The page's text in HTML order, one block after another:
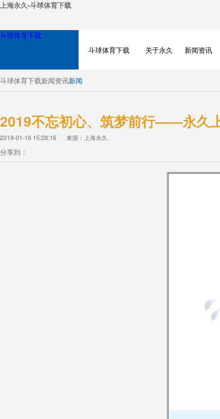
上海永久-斗球体育下载
斗球体育下载
斗球体育下载
关于永久 新闻资讯
斗球体育下载新闻资讯新闻
2019不忘初心、筑梦前行——永久
2019-01-16 15:28:16 来源：上海永久
分享到：